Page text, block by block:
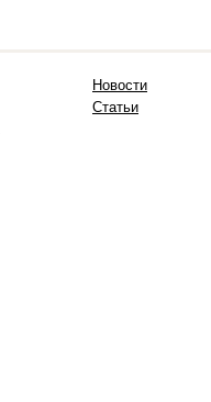
Новости
Статьи